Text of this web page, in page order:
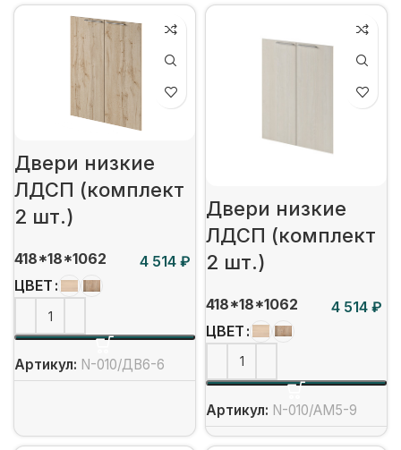
Двери низкие
ЛДСП (комплект
2 шт.)
418*18*1062
₽
ЦВЕТ
Артикул: N-010/ДВ6-6
Двери низкие
ЛДСП (комплект
2 шт.)
418*18*1062
₽
ЦВЕТ
Артикул: N-010/АМ5-9